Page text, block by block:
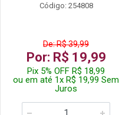
Código: 254808
De: R$ 39,99
Por: R$ 19,99
Pix 5% OFF R$ 18,99
ou em até 1x R$ 19,99 Sem
Juros